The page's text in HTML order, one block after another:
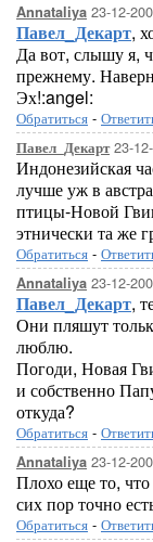
Annataliya 23-12-
Павел_Декарт,
Да вот, слышу я,
прежнему.
Эх!:angel:
Обратиться -
Павел_Декарт23-
Индонезийская
лучше уж в
птицы-Новой
этнически та же
Обратиться -
Annataliya 23-12-
Павел_Декарт,
Они пляшут
люблю.
Погоди, Новая
и собственно
откуда?
Обратиться -
Annataliya 23-12-
Плохо еще то,
сих пор точно
Обратиться -